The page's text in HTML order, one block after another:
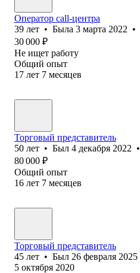
Оператор call-центра
39 лет • Была 3 марта 2022 •
30 000 ₽
Не ищет работу
Общий опыт
17 лет 7 месяцев
Торговый представитель
50 лет • Был 4 декабря 2022 •
80 000 ₽
Общий опыт
16 лет 7 месяцев
Торговый представитель
45 лет • Был 26 февраля 2025
5 октября 2020